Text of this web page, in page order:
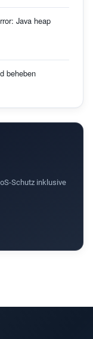
Java heap
beheben
Schutz inklusive